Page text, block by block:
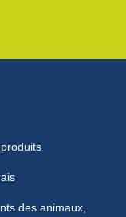
des animaux,